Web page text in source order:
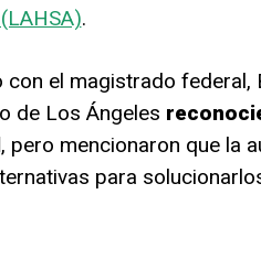
.
con el magistrado
de Los Ángeles
, pero mencionaron que la
para